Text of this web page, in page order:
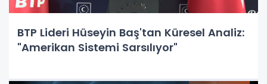
BTP Lideri Hüseyin Baş'tan Küresel Analiz:
"Amerikan Sistemi Sarsılıyor"